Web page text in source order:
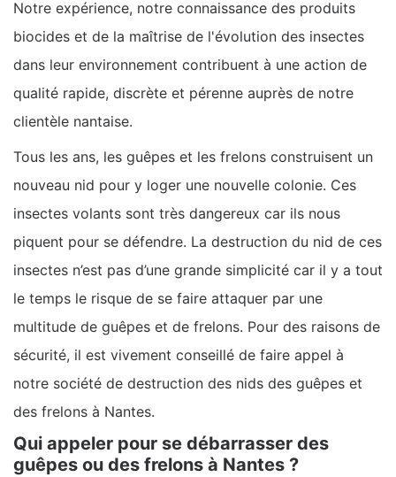
Notre expérience, notre connaissance des produits
biocides et de la maîtrise de l'évolution des insectes
dans leur environnement contribuent à une action de
qualité rapide, discrète et pérenne auprès de notre
clientèle nantaise.
Tous les ans, les guêpes et les frelons construisent un
nouveau nid pour y loger une nouvelle colonie. Ces
insectes volants sont très dangereux car ils nous
piquent pour se défendre. La destruction du nid de ces
insectes n’est pas d’une grande simplicité car il y a tout
le temps le risque de se faire attaquer par une
multitude de guêpes et de frelons. Pour des raisons de
sécurité, il est vivement conseillé de faire appel à
notre société de destruction des nids des guêpes et
des frelons à Nantes.
Qui appeler pour se débarrasser des
guêpes ou des frelons à Nantes ?